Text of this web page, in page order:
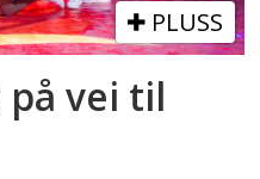
PLUSS
vei til